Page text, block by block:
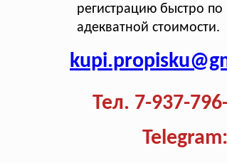
регистрацию быстро по
адекватной стоимости.
Тел. 7-937-
Telegram: